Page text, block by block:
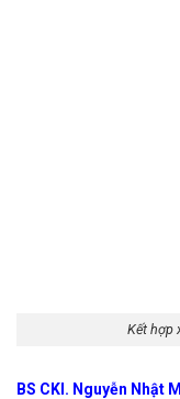
Kết hợp
BS CKI. Nguyễn Nhật